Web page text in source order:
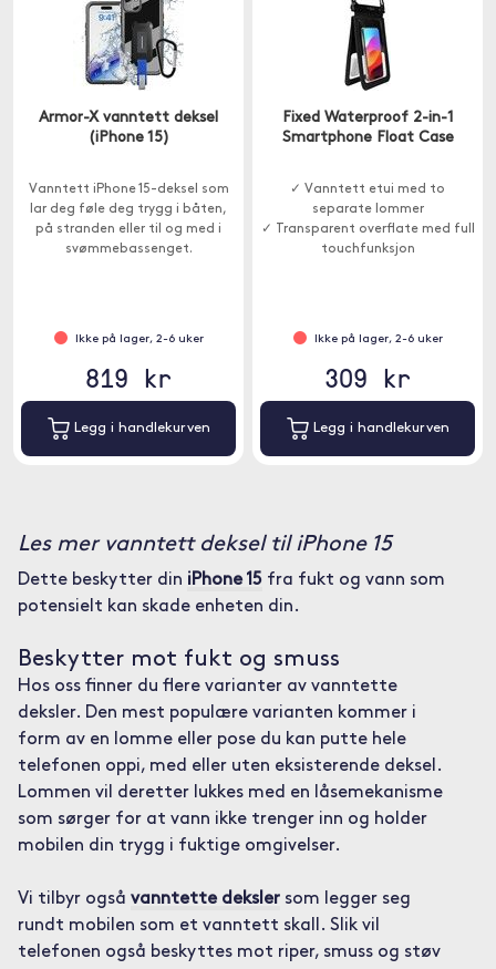
Armor-X vanntett deksel
(iPhone 15)
Vanntett iPhone 15-deksel som
lar deg føle deg trygg i båten,
på stranden eller til og med i
svømmebassenget.
Ikke på lager, 2-6 uker
819 kr
Legg i handlekurven
Fixed Waterproof 2-in-1
Smartphone Float Case
✓ Vanntett etui med to
separate lommer
✓ Transparent overflate med full
touchfunksjon
Ikke på lager, 2-6 uker
309 kr
Legg i handlekurven
Les mer vanntett deksel til iPhone 15
Dette beskytter din iPhone 15fra fukt og vann som
potensielt kan skade enheten din.
Beskytter mot fukt og smuss
Hos oss finner du flere varianter av vanntette
deksler. Den mest populære varianten kommer i
form av en lomme eller pose du kan putte hele
telefonen oppi, med eller uten eksisterende deksel.
Lommen vil deretter lukkes med en låsemekanisme
som sørger for at vann ikke trenger inn og holder
mobilen din trygg i fuktige omgivelser.
Vi tilbyr også vanntette dekslersom legger seg
rundt mobilen som et vanntett skall. Slik vil
telefonen også beskyttes mot riper, smuss og støv